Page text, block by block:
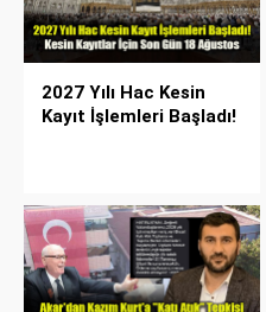
2027 Yılı Hac Kesin
Kayıt İşlemleri Başladı!